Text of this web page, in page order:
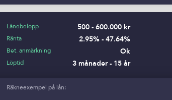
Lånebelopp 500 - 600.000 kr
Ränta 2.95% - 47.64%
Bet. anmärkning Ok
Löptid 3 månader - 15 år
Räkneexempel på lån: